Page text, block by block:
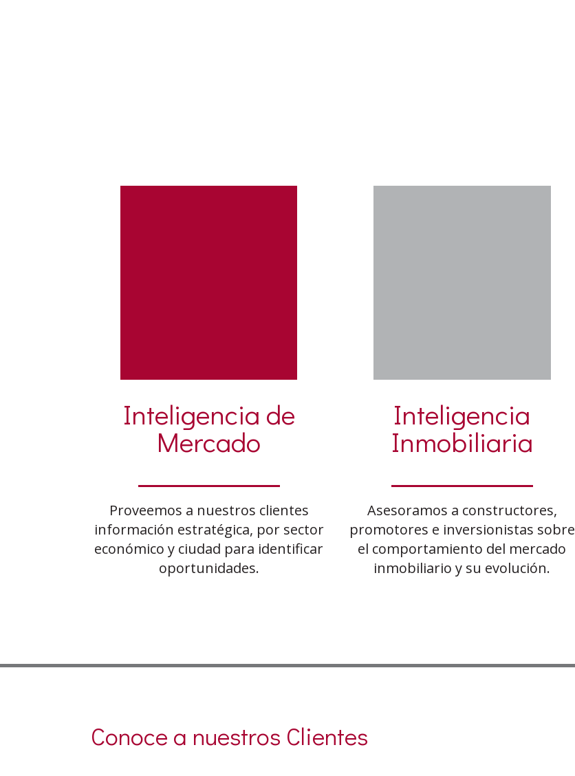
Inteligencia de
Mercado
Proveemos a nuestros clientes
información estratégica, por sector
económico y ciudad para identificar
oportunidades.
Inteligencia
Inmobiliaria
Asesoramos a constructores,
promotores e inversionistas sobre
el comportamiento del mercado
inmobiliario y su evolución.
Conoce a nuestros Clientes